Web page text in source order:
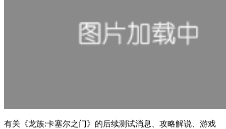
有关 《龙族:卡塞尔之门》 的后续测试消息、攻略解说、游戏